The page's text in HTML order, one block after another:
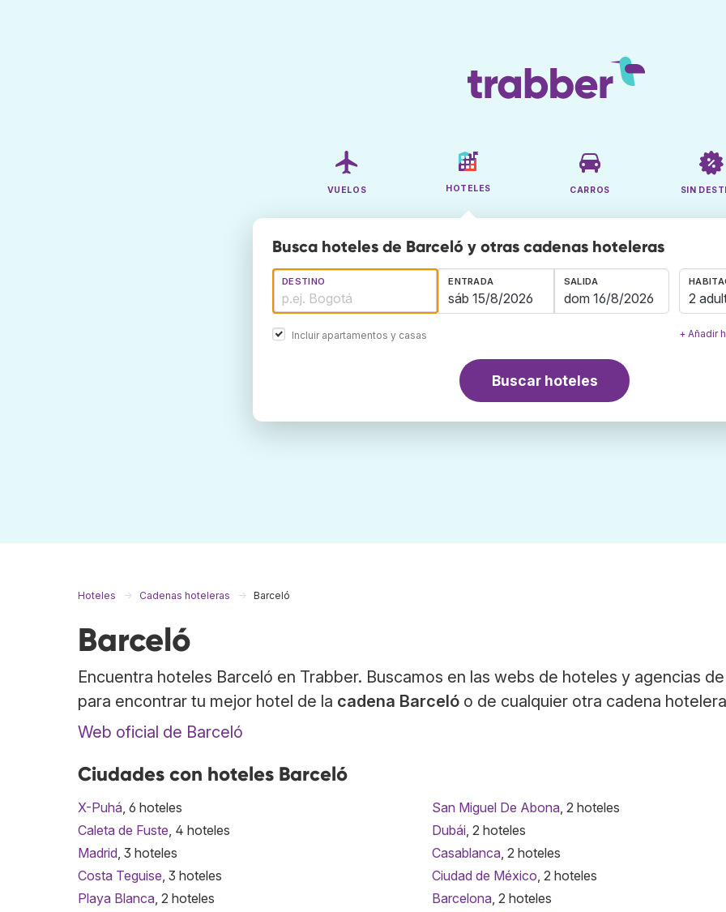
VUELOS HOTELES CARROS SIN
Busca hoteles de Barceló y otras cadenas hoteleras
DESTINO
Incluir apartamentos y casas
ENTRADA SALIDA
2
+ Añadir
Buscar hoteles
Hoteles Cadenas hoteleras Barceló
Barceló
Encuentra hoteles Barceló en Trabber. Buscamos en las webs de hoteles y agencias
para encontrar tu mejor hotel de la cadena Barceló o de cualquier otra cadena
Web oficial de Barceló
Ciudades con hoteles Barceló
X-Puhá, 6 hoteles
Caleta de Fuste, 4 hoteles
Madrid, 3 hoteles
Costa Teguise, 3 hoteles
Playa Blanca, 2 hoteles
San Miguel De Abona, 2 hoteles
Dubái, 2 hoteles
Casablanca, 2 hoteles
Ciudad de México, 2 hoteles
Barcelona, 2 hoteles